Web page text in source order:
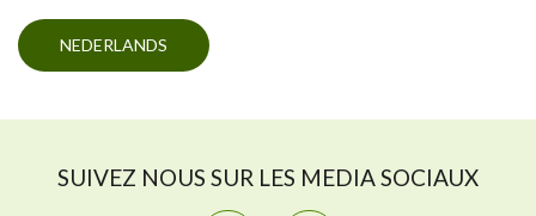
NEDERLANDS
SUIVEZ NOUS SUR LES MEDIA SOCIAUX